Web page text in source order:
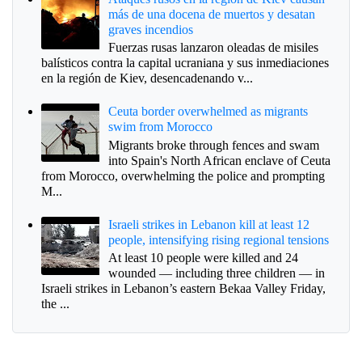
más de una docena de muertos y desatan
graves incendios
Fuerzas rusas lanzaron oleadas de misiles
balísticos contra la capital ucraniana y sus inmediaciones
en la región de Kiev, desencadenando v...
Ceuta border overwhelmed as migrants
swim from Morocco
Migrants broke through fences and swam
into Spain's North African enclave of Ceuta
from Morocco, overwhelming the police and prompting
M...
Israeli strikes in Lebanon kill at least 12
people, intensifying rising regional tensions
At least 10 people were killed and 24
wounded — including three children — in
Israeli strikes in Lebanon’s eastern Bekaa Valley Friday,
the ...